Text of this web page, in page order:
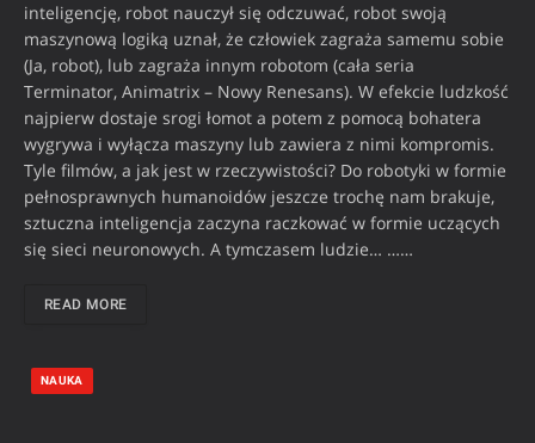
inteligencję, robot nauczył się odczuwać, robot swoją
maszynową logiką uznał, że człowiek zagraża samemu sobie
(Ja, robot), lub zagraża innym robotom (cała seria
Terminator, Animatrix – Nowy Renesans). W efekcie ludzkość
najpierw dostaje srogi łomot a potem z pomocą bohatera
wygrywa i wyłącza maszyny lub zawiera z nimi kompromis.
Tyle filmów, a jak jest w rzeczywistości? Do robotyki w formie
pełnosprawnych humanoidów jeszcze trochę nam brakuje,
sztuczna inteligencja zaczyna raczkować w formie uczących
się sieci neuronowych. A tymczasem ludzie… ……
READ MORE
NAUKA